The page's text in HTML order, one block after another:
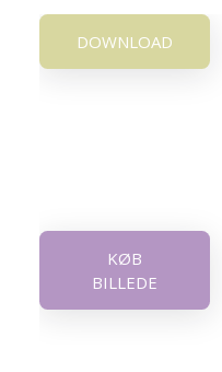
DOWNLOAD
KØB
BILLEDE